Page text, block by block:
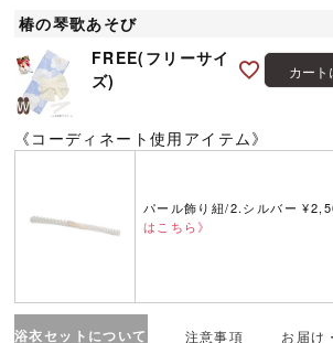
椿の琴歌あそび
FREE(フリーサイ
ズ)
カート
《コーディネート使用アイテム》
パール飾り紐/2.シルバー
はこちら》
浴衣セットについて 注意事項 お届け